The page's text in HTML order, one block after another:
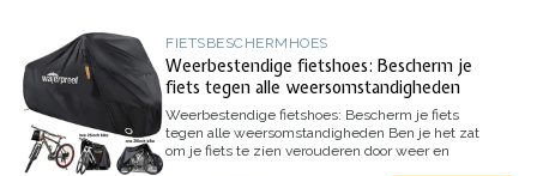
FIETSBESCHERMHOES
Weerbestendige fietshoes: Bescherm je
fiets tegen alle weersomstandigheden
Weerbestendige fietshoes: Bescherm je fiets
tegen alle weersomstandigheden Ben je het zat
om je fiets te zien verouderen door weer en